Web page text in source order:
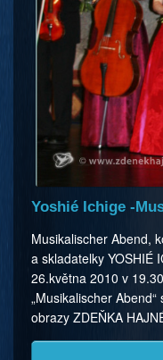
Yoshié Ichige -
Musikalischer Abend,
a skladatelky YOSHIÉ
26.května 2010 v
„Musikalischer
obrazy ZDEŇKA